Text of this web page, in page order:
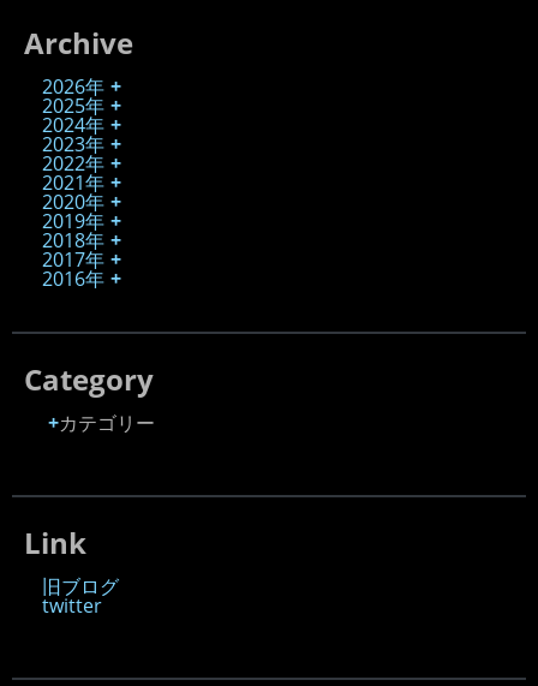
Archive
2026年
2025年
2024年
2023年
2022年
2021年
2020年
2019年
2018年
2017年
2016年
Category
カテゴリー
Link
旧ブログ
twitter